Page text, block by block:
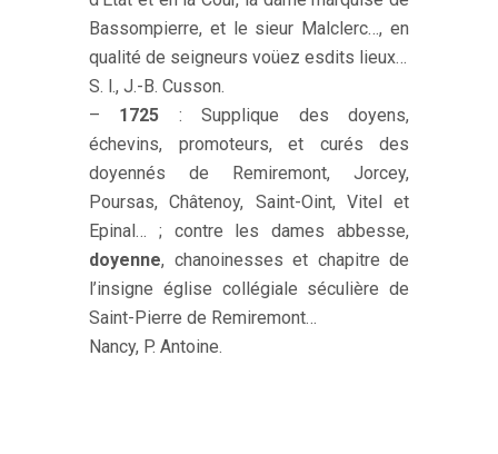
Bassompierre, et le sieur Malclerc…, en
qualité de seigneurs voüez esdits lieux…
S. l., J.-B. Cusson.
– 1725 : Supplique des doyens,
échevins, promoteurs, et curés des
doyennés de Remiremont, Jorcey,
Poursas, Châtenoy, Saint-Oint, Vitel et
Epinal… ; contre les dames abbesse,
doyenne, chanoinesses et chapitre de
l’insigne église collégiale séculière de
Saint-Pierre de Remiremont…
Nancy, P. Antoine.